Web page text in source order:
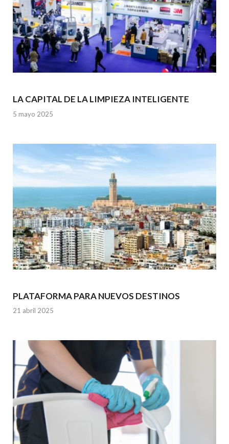
LA CAPITAL DE LA LIMPIEZA INTELIGENTE
5 mayo 2025
PLATAFORMA PARA NUEVOS DESTINOS
21 abril 2025